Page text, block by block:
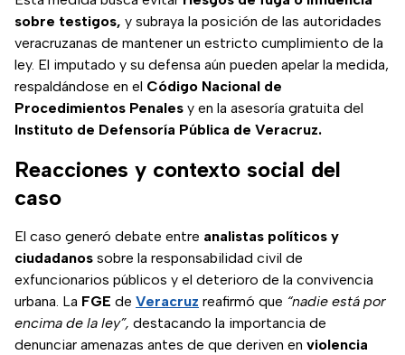
sobre testigos, y subraya la posición de las autoridades
veracruzanas de mantener un estricto cumplimiento de la
ley. El imputado y su defensa aún pueden apelar la medida,
respaldándose en el Código Nacional de
Procedimientos Penales y en la asesoría gratuita del
Instituto de Defensoría Pública de Veracruz.
Reacciones y contexto social del
caso
El caso generó debate entre analistas políticos y
ciudadanos sobre la responsabilidad civil de
exfuncionarios públicos y el deterioro de la convivencia
urbana. La FGE de Veracruz reafirmó que “nadie está por
encima de la ley”, destacando la importancia de
denunciar amenazas antes de que deriven en violencia